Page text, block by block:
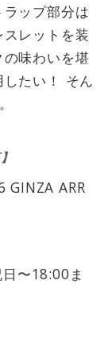
ップ部分は
レットを装
味わいを堪
たい！ そん
GINZA ARR
〜18:00ま